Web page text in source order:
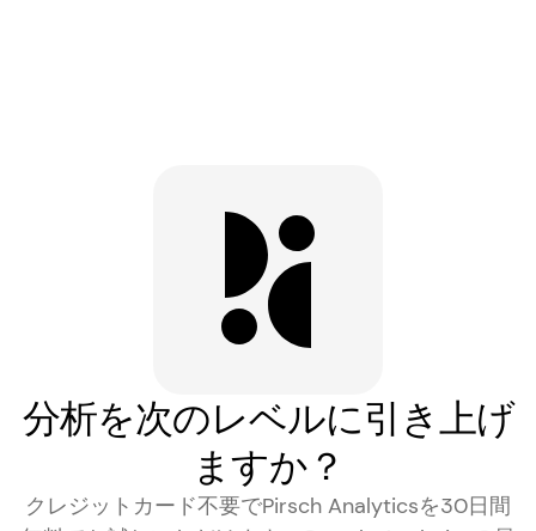
分析を次のレベルに引き上げ
ますか？
クレジットカード不要でPirsch Analyticsを30日間